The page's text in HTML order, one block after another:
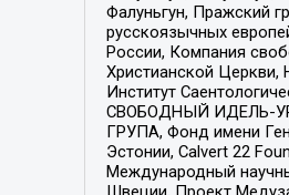
Фалуньгун, Пражский
русскоязычных
России, Компания
Христианской
Институт
СВОБОДНЫЙ ИДЕЛЬ-
ГРУПА, Фонд имени
Эстонии, Calvert 22
Международный